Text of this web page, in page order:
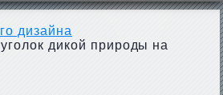
дизайна
дикой природы на